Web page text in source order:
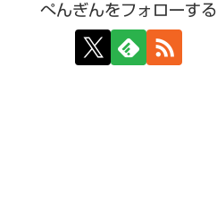
ぺんぎんをフォローする